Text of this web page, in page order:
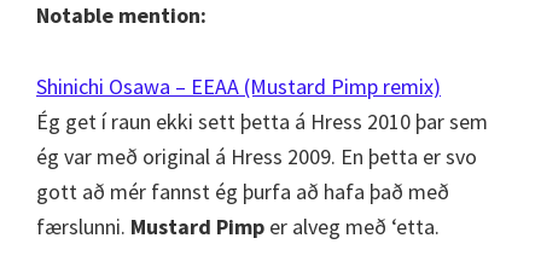
Notable mention:
Shinichi Osawa – EEAA (Mustard Pimp remix)
Ég get í raun ekki sett þetta á Hress 2010 þar sem
ég var með original á Hress 2009. En þetta er svo
gott að mér fannst ég þurfa að hafa það með
færslunni. Mustard Pimp er alveg með ‘etta.